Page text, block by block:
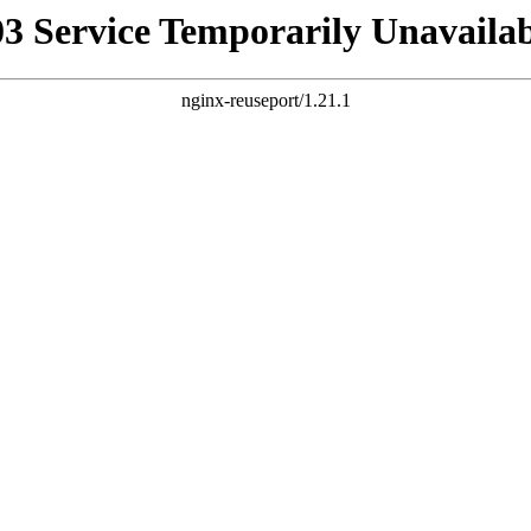
Service Temporarily
nginx-reuseport/1.21.1